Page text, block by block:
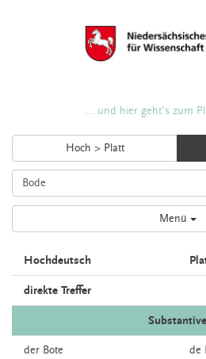
... und hier geht's zum
Hoch > Platt
Menü
Hochdeutsch
direkte Treffer
Substantive
der Bote de